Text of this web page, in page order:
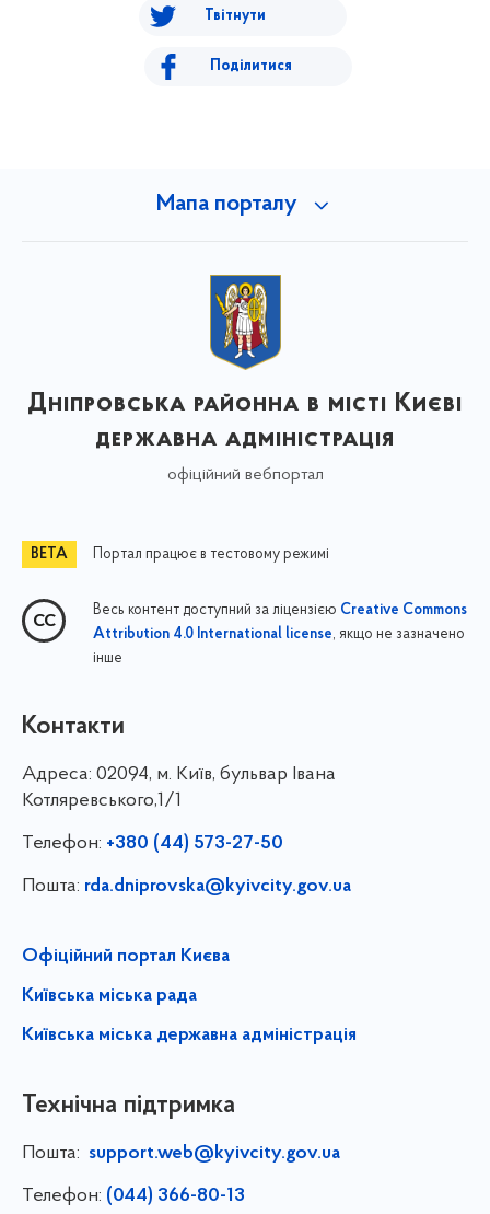
Твітнути
Поділитися
Мапа порталу
Дніпровська районна в місті Києві
державна адміністрація
офіційний вебпортал
Портал працює в тестовому режимі
Весь контент доступний за ліцензією Creative Commons
Attribution 4.0 International license, якщо не зазначено
інше
Контакти
Адреса: 02094, м. Київ, бульвар Івана
Котляревського,1/1
Телефон: +380 (44) 573-27-50
Пошта: rda.dniprovska@kyivcity.gov.ua
Офіційний портал Києва
Київська міська рада
Київська міська державна адміністрація
Технічна підтримка
Пошта: support.web@kyivcity.gov.ua
Телефон: (044) 366-80-13